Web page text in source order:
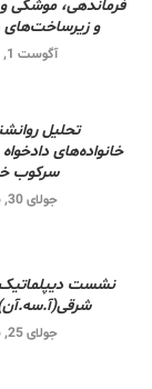
فرماندهی، موشکی و
و زیرساخت‌های
آگوست 1, 2026
تحلیل
خانواده‌های
سرکوب
جولای 30, 2026
نشست
جولای 25, 2026